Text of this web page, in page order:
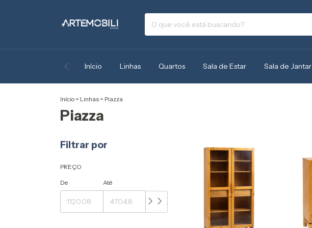
Início Linhas Quartos Sala de Estar Sala de Jantar
Início > Linhas > Piazza
Piazza
Filtrar por
PREÇO
De Até